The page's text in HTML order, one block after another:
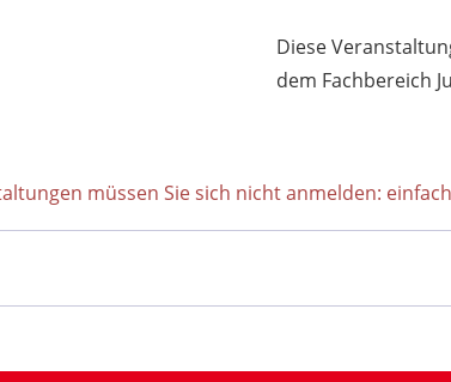
Diese
dem Fachbereich
müssen Sie sich nicht anmelden: